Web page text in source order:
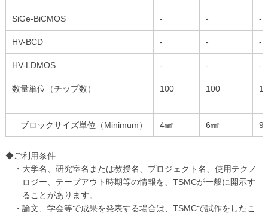
SiGe-BiCMOS - - -
HV-BCD - - -
HV-LDMOS - - -
数量単位（チップ数） 100 100
ブロックサイズ単位（Minimum） 4㎟ 6㎟ 9
◆ご利用条件
・大学名、研究室名または教授名、プロジェクト名、使用テクノ
ロジー、テープアウト時期等の情報を、TSMCが一般に開示す
ることがあります。
・論文、学会等で成果を発表する場合は、TSMCで試作をしたこ